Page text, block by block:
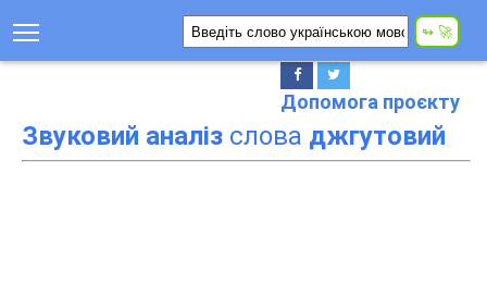
Допомога проєкту
Звуковий аналіз слова джгутовий